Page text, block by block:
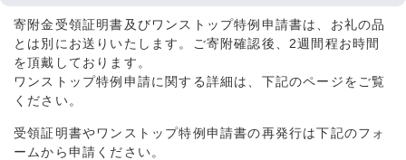
寄附金受領証明書及びワンストップ特例申請書は、お礼の品
とは別にお送りいたします。ご寄附確認後、2週間程お時間
を頂戴しております。
ワンストップ特例申請に関する詳細は、下記のページをご覧
ください。
受領証明書やワンストップ特例申請書の再発行は下記のフォ
ームから申請ください。